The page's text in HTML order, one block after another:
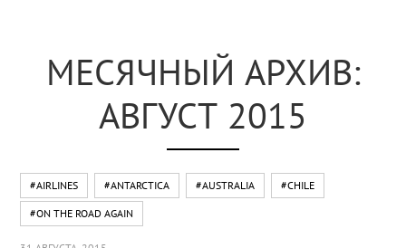
МЕСЯЧНЫЙ АРХИВ:
АВГУСТ 2015
#AIRLINES #ANTARCTICA #AUSTRALIA #CHILE
#ON THE ROAD AGAIN